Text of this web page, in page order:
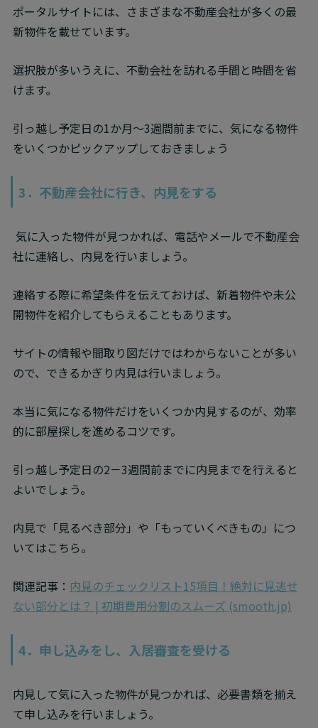
ポータルサイトには、さまざまな不動産会社が多くの最
新物件を載せています。
選択肢が多いうえに、不動会社を訪れる手間と時間を省
けます。
引っ越し予定日の1か月～3週間前までに、気になる物件
をいくつかピックアップしておきましょう
3．不動産会社に行き、内見をする
社に連絡し、内見を行いましょう。
連絡する際に希望条件を伝えておけば、新着物件や未公
開物件を紹介してもらえることもあります。
サイトの情報や間取り図だけではわからないことが多い
ので、できるかぎり内見は行いましょう。
本当に気になる物件だけをいくつか内見するのが、効率
的に部屋探しを進めるコツです。
引っ越し予定日の2－3週間前までに内見までを行えると
よいでしょう。
内見で「見るべき部分」や「もっていくべきもの」につ
いてはこちら。
関連記事： 内見のチェックリスト15項目！絶対に見逃せ
ない部分とは？ | 初期費用分割のスムーズ (smooth.jp)
4．申し込みをし、入居審査を受ける
内見して気に入った物件が見つかれば、必要書類を揃え
て申し込みを行いましょう。